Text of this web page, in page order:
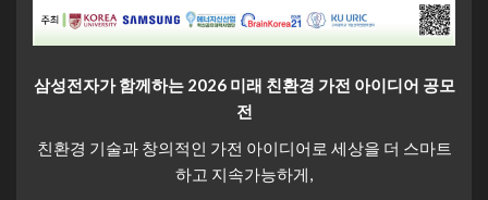
삼성전자가 함께하는 2026 미래 친환경 가전 아이디어 공모
전
친환경 기술과 창의적인 가전 아이디어로 세상을 더 스마트
하고 지속가능하게,